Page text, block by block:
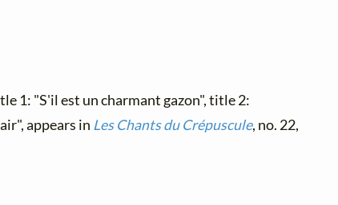
1: "S'il est un charmant gazon", title 2:
appears in Les Chants du Crépuscule, no. 22,